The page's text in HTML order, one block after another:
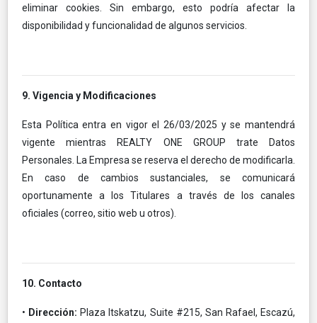
eliminar cookies. Sin embargo, esto podría afectar la
disponibilidad y funcionalidad de algunos servicios.
9. Vigencia y Modificaciones
Esta Política entra en vigor el 26/03/2025 y se mantendrá
vigente mientras REALTY ONE GROUP trate Datos
Personales. La Empresa se reserva el derecho de modificarla.
En caso de cambios sustanciales, se comunicará
oportunamente a los Titulares a través de los canales
oficiales (correo, sitio web u otros).
10. Contacto
• Dirección: Plaza Itskatzu, Suite #215, San Rafael, Escazú,